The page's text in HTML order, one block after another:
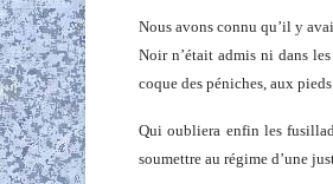
Nous avons connu qu’il y
Noir n’était admis ni dans
coque des péniches, aux
Qui oubliera enfin les
soumettre au régime d’une